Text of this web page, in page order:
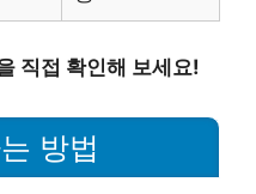
직접 확인해 보세요!
방법